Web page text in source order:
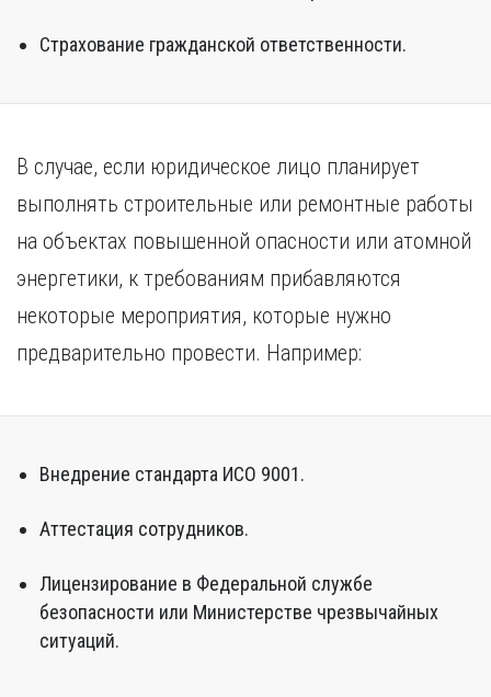
Страхование гражданской ответственности.
В случае, если юридическое лицо планирует
выполнять строительные или ремонтные работы
на объектах повышенной опасности или атомной
энергетики, к требованиям прибавляются
некоторые мероприятия, которые нужно
предварительно провести. Например:
Внедрение стандарта ИСО 9001.
Аттестация сотрудников.
Лицензирование в Федеральной службе
безопасности или Министерстве чрезвычайных
ситуаций.